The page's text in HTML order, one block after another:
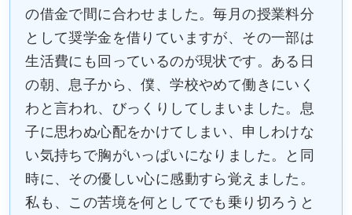
の借金で間に合わせました。毎月の授業料分
として奨学金を借りていますが、その一部は
生活費にも回っているのが現状です。ある日
の朝、息子から、僕、学校やめて働きにいく
わと言われ、びっくりしてしまいました。息
子に思わぬ心配をかけてしまい、申しわけな
い気持ちで胸がいっぱいになりました。と同
時に、その優しい心に感動すら覚えました。
私も、この苦境を何としてでも乗り切ろうと